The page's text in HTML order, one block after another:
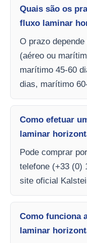
Quais são os
fluxo laminar
O prazo
(aéreo ou
marítimo 45-60
dias, marítimo
Como efetuar
laminar
Pode comprar
telefone (+33 (0)
site oficial
Como funciona
laminar